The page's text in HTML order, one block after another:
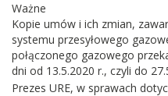
Ważne
Kopie umów i ich zmian,
systemu przesyłowego
połączonego gazowego
dni od 13.5.2020 r., czyli do
Prezes URE, w sprawach